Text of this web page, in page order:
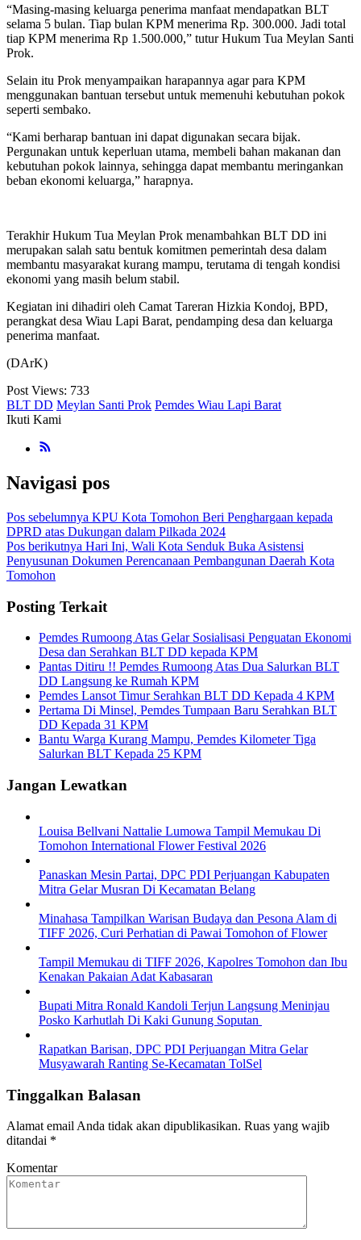
“Masing-masing keluarga penerima manfaat mendapatkan BLT
selama 5 bulan. Tiap bulan KPM menerima Rp. 300.000. Jadi total
tiap KPM menerima Rp 1.500.000,” tutur Hukum Tua Meylan Santi
Prok.
Selain itu Prok menyampaikan harapannya agar para KPM
menggunakan bantuan tersebut untuk memenuhi kebutuhan pokok
seperti sembako.
“Kami berharap bantuan ini dapat digunakan secara bijak.
Pergunakan untuk keperluan utama, membeli bahan makanan dan
kebutuhan pokok lainnya, sehingga dapat membantu meringankan
beban ekonomi keluarga,” harapnya.
Terakhir Hukum Tua Meylan Prok menambahkan BLT DD ini
merupakan salah satu bentuk komitmen pemerintah desa dalam
membantu masyarakat kurang mampu, terutama di tengah kondisi
ekonomi yang masih belum stabil.
Kegiatan ini dihadiri oleh Camat Tareran Hizkia Kondoj, BPD,
perangkat desa Wiau Lapi Barat, pendamping desa dan keluarga
penerima manfaat.
(DArK)
Post Views: 733
BLT DD Meylan Santi Prok Pemdes Wiau Lapi Barat
Ikuti Kami
Navigasi pos
Pos sebelumnya KPU Kota Tomohon Beri Penghargaan kepada
DPRD atas Dukungan dalam Pilkada 2024
Pos berikutnya Hari Ini, Wali Kota Senduk Buka Asistensi
Penyusunan Dokumen Perencanaan Pembangunan Daerah Kota
Tomohon
Posting Terkait
Pemdes Rumoong Atas Gelar Sosialisasi Penguatan Ekonomi
Desa dan Serahkan BLT DD kepada KPM
Pantas Ditiru !! Pemdes Rumoong Atas Dua Salurkan BLT
DD Langsung ke Rumah KPM
Pemdes Lansot Timur Serahkan BLT DD Kepada 4 KPM
Pertama Di Minsel, Pemdes Tumpaan Baru Serahkan BLT
DD Kepada 31 KPM
Bantu Warga Kurang Mampu, Pemdes Kilometer Tiga
Salurkan BLT Kepada 25 KPM
Jangan Lewatkan
Louisa Bellvani Nattalie Lumowa Tampil Memukau Di
Tomohon International Flower Festival 2026
Panaskan Mesin Partai, DPC PDI Perjuangan Kabupaten
Mitra Gelar Musran Di Kecamatan Belang
Minahasa Tampilkan Warisan Budaya dan Pesona Alam di
TIFF 2026, Curi Perhatian di Pawai Tomohon of Flower
Tampil Memukau di TIFF 2026, Kapolres Tomohon dan Ibu
Kenakan Pakaian Adat Kabasaran
Bupati Mitra Ronald Kandoli Terjun Langsung Meninjau
Posko Karhutlah Di Kaki Gunung Soputan
Rapatkan Barisan, DPC PDI Perjuangan Mitra Gelar
Musyawarah Ranting Se-Kecamatan TolSel
Tinggalkan Balasan
Alamat email Anda tidak akan dipublikasikan. Ruas yang wajib
ditandai *
Komentar